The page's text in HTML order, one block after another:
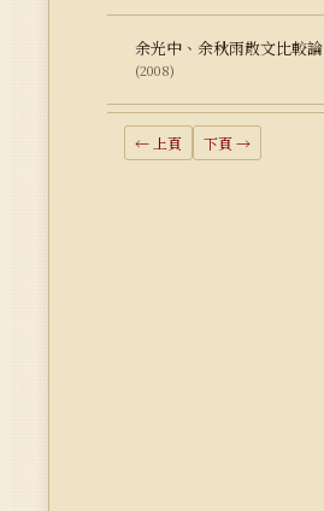
余光中、余秋雨散文比較論
(2008)
← 上頁 下頁 →